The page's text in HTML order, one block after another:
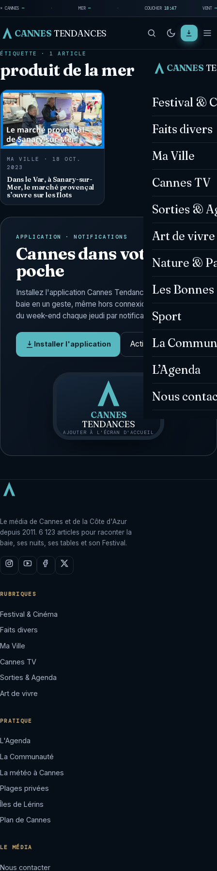
☀ CANNES — · MER— · COUCHER18:47 VENT —
CANNES TENDANCES
CANNES
Festival &
Faits divers
Ma Ville
Cannes TV
Sorties &
Art de vivre
Nature &
Les
Sport
La
L’Agenda
Nous
ÉTIQUETTE · 1 ARTICLE
produit de la mer
MA VILLE · 18 OCT.
2023
Dans le Var, à Sanary-sur-
Mer, le marché provençal
s’ouvre sur les flots
APPLICATION · NOTIFICATIONS
Cannes dans votre
poche
Installez l'application Cannes Tendances : l'actu de la
baie en un geste, même hors connexion, et l'Agenda
du week-end chaque jeudi par notification.
Installer l'application Activer les alertes
CANNES
TENDANCES
AJOUTER À L'ÉCRAN D'ACCUEIL
Le média de Cannes et de la Côte d'Azur
depuis 2011. 6 123 articles pour raconter la
baie, ses nuits, ses tables et son Festival.
RUBRIQUES
Festival & Cinéma
Faits divers
Ma Ville
Cannes TV
Sorties & Agenda
Art de vivre
PRATIQUE
L'Agenda
La Communauté
La météo à Cannes
Plages privées
Îles de Lérins
Plan de Cannes
LE MÉDIA
Nous contacter